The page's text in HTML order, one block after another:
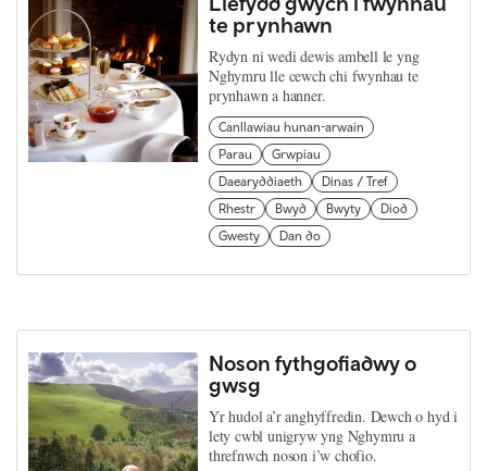
te prynhawn
Rydyn ni wedi dewis ambell le yng
Nghymru lle cewch chi fwynhau te
prynhawn a hanner.
Canllawiau hunan-arwain
Parau
Grwpiau
Daearyddiaeth
Dinas / Tref
Rhestr
Bwyd Bwyty
Diod
Gwesty
Dan do
Noson fythgofiadwy o
gwsg
Yr hudol a’r anghyffredin. Dewch o hyd i
lety cwbl unigryw yng Nghymru a
threfnwch noson i’w chofio.